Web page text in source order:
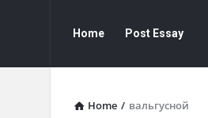
Essays
Navigation
Home Post Essay
Home / вальгусной